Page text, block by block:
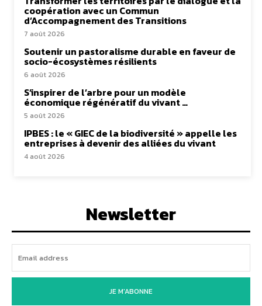
coopération avec un Commun
d’Accompagnement des Transitions
7 août 2026
Soutenir un pastoralisme durable en faveur de
socio-écosystèmes résilients
6 août 2026
S’inspirer de l’arbre pour un modèle
économique régénératif du vivant …
5 août 2026
IPBES : le « GIEC de la biodiversité » appelle les
entreprises à devenir des alliées du vivant
4 août 2026
Newsletter
JE M'ABONNE